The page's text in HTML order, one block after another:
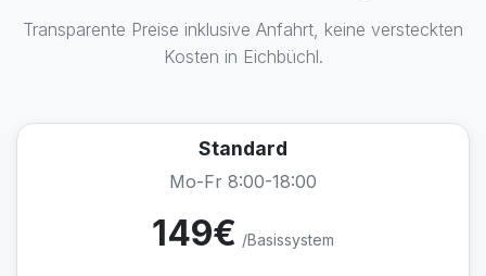
Transparente Preise inklusive Anfahrt, keine versteckten
Kosten in Eichbüchl.
Standard
Mo-Fr 8:00-18:00
149€ /Basissystem